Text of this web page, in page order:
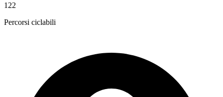
122
Percorsi ciclabili